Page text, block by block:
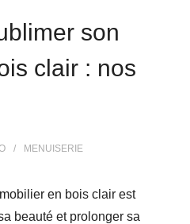
son
clair : nos
MENUISERIE
en bois clair est
beauté et prolonger sa